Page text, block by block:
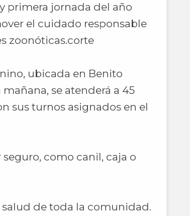
primera jornada del año
el cuidado responsable
zoonóticas.corte
ubicada en Benito
se atenderá a 45
sus turnos asignados en el
como canil, caja o
de toda la comunidad.